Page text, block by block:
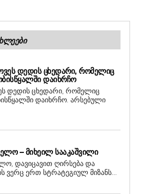
ᲓᲔᲓᲘᲡ ᲪᲮᲔᲓᲐᲠᲘ, ᲠᲝᲛᲔᲚᲘᲪ
ᲓᲐᲘᲮᲠᲩᲝ
დედის ცხედარი, რომელიც
დაიხრჩო. არსებული
– ᲛᲘᲮᲔᲘᲚ ᲡᲐᲐᲙᲐᲨᲕᲘᲚᲘ
დავიცავით ღირსება და
ვერც ერთ სტრატეგიულ მიზანს...